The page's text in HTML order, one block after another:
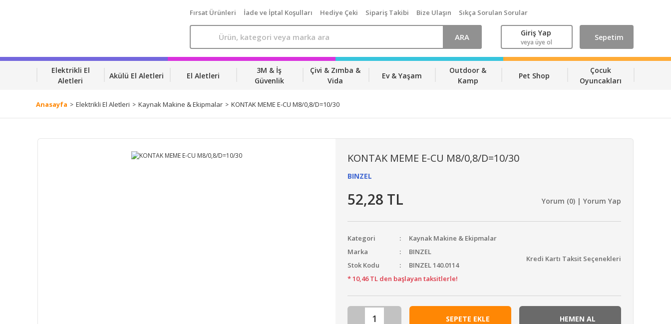
Fırsat Ürünleri İade ve İptal Koşulları Hediye Çeki Sipariş Takibi Bize Ulaşın Sıkça Sorulan Sorular
ARA Giriş Yap
veya üye ol
Sepetim
Elektrikli El
Aletleri
Akülü El Aletleri El Aletleri
3M & İş
Güvenlik
Çivi & Zımba &
Vida
Ev & Yaşam
Outdoor &
Kamp
Pet Shop
Çocuk
Oyuncakları
Anasayfa Elektrikli El Aletleri Kaynak Makine & Ekipmalar KONTAK MEME E-CU M8/0,8/D=10/30
KONTAK MEME E-CU M8/0,8/D=10/30
BINZEL
52,28 TL Yorum (0) | Yorum Yap
Kategori
Kaynak Makine & Ekipmalar
Marka
BINZEL
Stok Kodu
BINZEL 140.0114
* 10,46 TL den başlayan taksitlerle!
Kredi Kartı Taksit Seçenekleri
SEPETE EKLE HEMEN AL